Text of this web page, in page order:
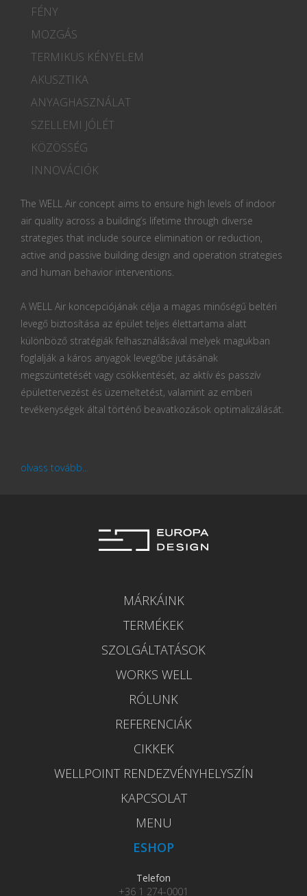
FÉNY
MOZGÁS
TERMIKUS KÉNYELEM
AKUSZTIKA
ANYAGHASZNÁLAT
SZELLEMI JÓLÉT
KÖZÖSSÉG
INNOVÁCIÓK
The WELL Air concept aims to ensure high levels of indoor
air quality across a building’s lifetime through diverse
strategies that include source elimination or reduction,
active and passive building design and operation strategies
and human behavior interventions.
A WELL Air koncepciójának célja a magas minőségű beltéri
levegő biztosítása az épület teljes élettartama alatt
különböző stratégiák felhasználásával melyek magukban
foglalják a káros anyagok levegőbe jutásának
megszüntetését vagy csökkentését, az aktív és passzív
épülettervezést és üzemeltetést, valamint az emberi
tevékenységek által történő beavatkozások optimalizálását.
olvass tovább...
MÁRKÁINK
TERMÉKEK
SZOLGÁLTATÁSOK
WORKS WELL
RÓLUNK
REFERENCIÁK
CIKKEK
WELLPOINT RENDEZVÉNYHELYSZÍN
KAPCSOLAT
MENU
ESHOP
Telefon
+36 1 274-0001